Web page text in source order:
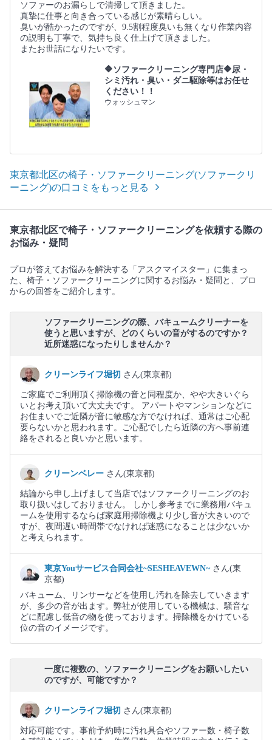
ソファーのお漏らしで清掃して頂きました。
真摯に仕事と向き合っている感じが素晴らしい。
臭いが酷かったのですが、9.5割程度臭いも無くなり作業内容
の説明も丁寧で、気持ち良く仕上げて頂きました。
またお世話になりたいです。
🔶ソファークリーニング専門店🔶尿・
シミ汚れ・臭い・ダニ駆除等はお任せ
ください！！
ウォッシュマン
東京都北区の椅子・ソファークリーニング(ソファークリ
ーニング)の口コミをもっと見る
東京都北区で椅子・ソファークリーニングを依頼する際の
お悩み・疑問
プロが答えてお悩みを解決する「アスクマイスター」に集まっ
た、椅子・ソファークリーニングに関するお悩み・疑問と、プロ
からの回答をご紹介します。
ソファークリーニングの際、バキュームクリーナーを
使うと思いますが、どのくらいの音がするのですか？
近所迷惑になったりしませんか？
クリーンライフ堀切 さん(東京都)
ご家庭でご利用頂く掃除機の音と同程度か、やや大きいぐら
いとお考え頂いて大丈夫です。 アパートやマンションなどに
お住まいでご近隣が音に敏感な方でなければ、通常はご心配
要らないかと思われます。ご心配でしたら近隣の方へ事前連
絡をされると良いかと思います。
クリーンベレー さん(東京都)
結論から申し上げまして当店ではソファークリーニングのお
取り扱いはしておりません。 しかし参考までに業務用バキュ
ームを使用するならば家庭用掃除機より少し音が大きいので
すが、夜間遅い時間帯でなければ迷惑になることは少ないか
と考えられます。
東京Youサービス合同会社~SESHEAVEWN~ さん(東
京都)
バキューム、リンサーなどを使用し汚れを除去していきます
が、多少の音が出ます。弊社が使用している機械は、騒音な
どに配慮し低音の物を使っております。掃除機をかけている
位の音のイメージです。
一度に複数の、ソファークリーニングをお願いしたい
のですが、可能ですか？
クリーンライフ堀切 さん(東京都)
対応可能です。事前予約時に汚れ具合やソファー数・椅子数